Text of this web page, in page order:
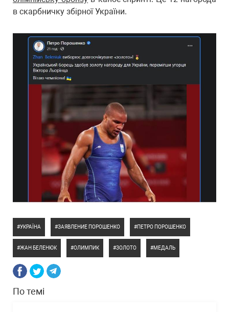
в скарбничку збірної України.
УКРАЇНА ЗАЯВЛЕНИЕ ПОРОШЕНКО ПЕТРО ПОРОШЕНКО
ЖАН БЕЛЕНЮК ОЛИМПИК ЗОЛОТО МЕДАЛЬ
По темі